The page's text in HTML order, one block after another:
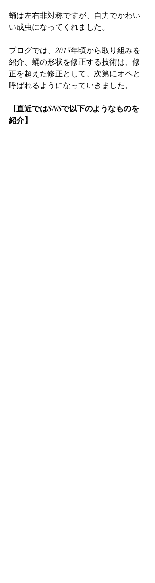
蛹は左右非対称ですが、自力でかわい
い成虫になってくれました。
ブログでは、2015年頃から取り組みを
紹介、蛹の形状を修正する技術は、修
正を超えた修正として、次第にオペと
呼ばれるようになっていきました。
【直近ではSNSで以下のようなものを
紹介】